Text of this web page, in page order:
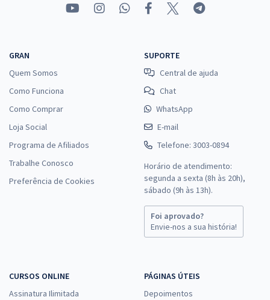
GRAN
Quem Somos
Como Funciona
Como Comprar
Loja Social
Programa de Afiliados
Trabalhe Conosco
Preferência de Cookies
SUPORTE
Central de ajuda
Chat
WhatsApp
E-mail
Telefone: 3003-0894
Horário de atendimento:
segunda a sexta (8h às 20h),
sábado (9h às 13h).
Foi aprovado?
Envie-nos a sua história!
CURSOS ONLINE
Assinatura Ilimitada
PÁGINAS ÚTEIS
Depoimentos